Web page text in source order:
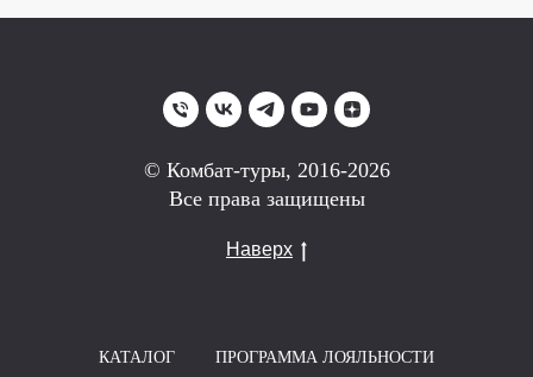
© Комбат-туры, 2016-2026
Все права защищены
Наверх
КАТАЛОГ ПРОГРАММА ЛОЯЛЬНОСТИ